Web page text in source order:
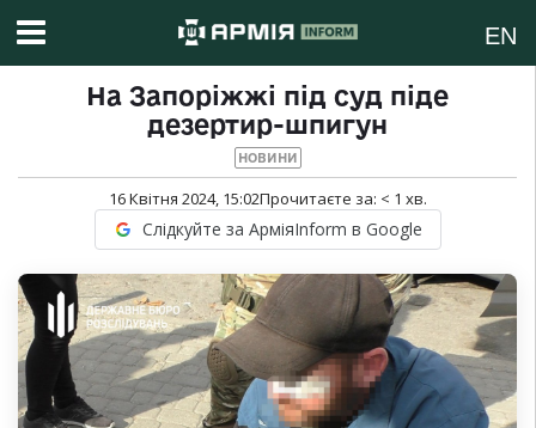
EN
На Запоріжжі під суд піде
дезертир-шпигун
НОВИНИ
16 Квітня 2024, 15:02Прочитаєте за: < 1 хв.
Слідкуйте за АрміяInform в Google